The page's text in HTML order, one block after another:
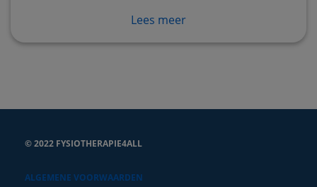
Lees meer
© 2022 FYSIOTHERAPIE4ALL
ALGEMENE VOORWAARDEN